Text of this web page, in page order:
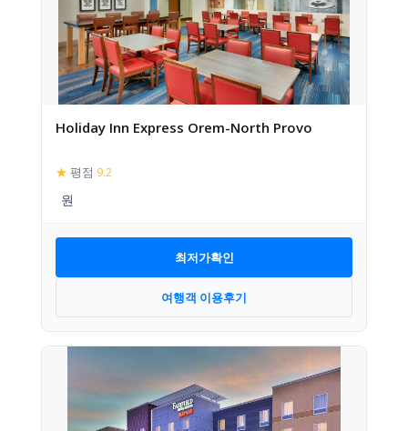
Holiday Inn Express Orem-North Provo
★ 평점 9.2
최저가확인
여행객 이용후기